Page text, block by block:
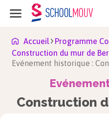
Accueil Programme
Construction du mur de
Evénement historique :
Construction